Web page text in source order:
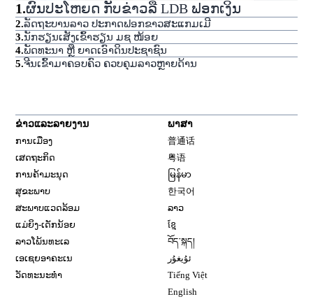
1.ຜົນປະໂຫຍດ ກັບຂ່າວລື LDB ຟອກເງິນ
2.ລັດຖະບານລາວ ປະກາດຟອກຂາວສະແກມເມີ
3.ນັກຮຽນເສັງເຂົ້າຮຽນ ມຊ ໜ້ອຍ
4.ພັດທະນາ ຫຼື ຍາດເອົາດິນປະຊາຊົນ
5.ຈີນເຂົ້າມາຄອບຄົວ ຄວບຄຸມລາວຫຼາຍດ້ານ
ຂ່າວແລະລາຍງານ
ການເມືອງ
ເສດຖະກິດ
ການຄ້າມະນຸດ
ສຸຂະພາບ
ສະພາບແວດລ້ອມ
ແມ່ຍິງ-ເດັກນ້ອຍ
ລາວໂພ້ນທະເລ
ເອເຊຍອາຄະເນ
ວັດທະນະທຳ
ພາສາ
普通话
粤语
မြန်မာ
한국어
ລາວ
ខ្មែ
བོད་སྐད།
ئۇيغۇر
Tiếng Việt
English